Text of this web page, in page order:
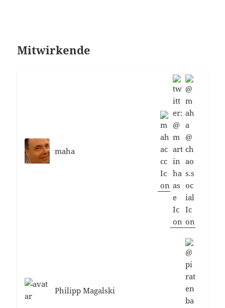
Mitwirkende
maha
Philipp Magalski